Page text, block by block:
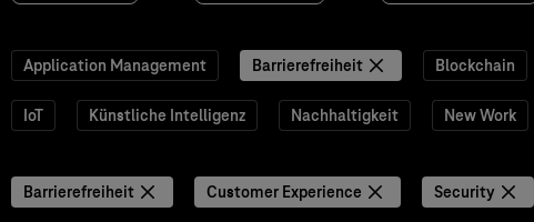
Application Management Barrierefreiheit Blockchain
IoT Künstliche Intelligenz Nachhaltigkeit New Work
Barrierefreiheit Customer Experience Security